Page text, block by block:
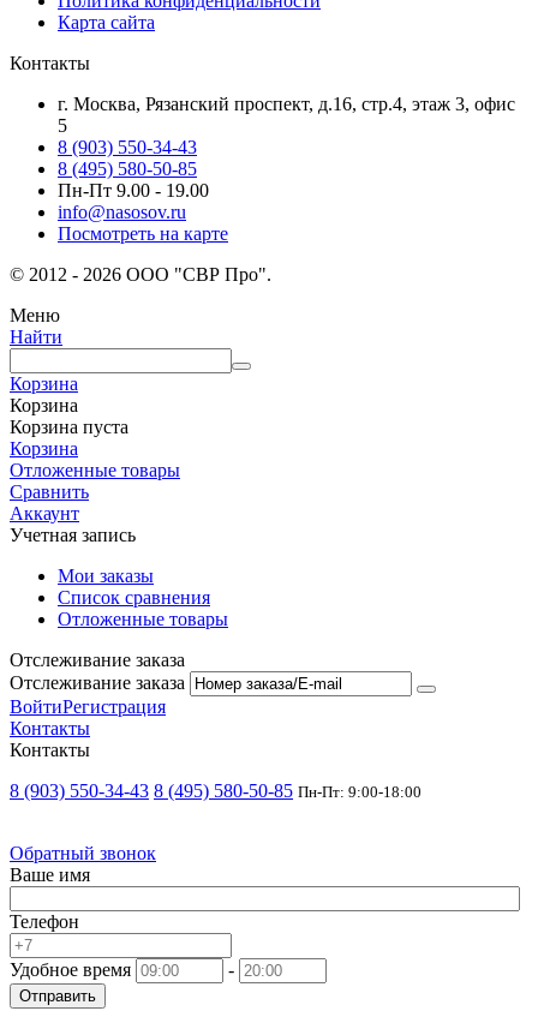
Карта сайта
Контакты
г. Москва, Рязанский проспект, д.16, стр.4, этаж 3, офис
5
8 (903) 550-34-43
8 (495) 580-50-85
Пн-Пт 9.00 - 19.00
info@nasosov.ru
Посмотреть на карте
© 2012 - 2026 ООО "СВР Про".
Меню
Найти
Корзина
Корзина
Корзина пуста
Корзина
Отложенные товары
Сравнить
Аккаунт
Учетная запись
Мои заказы
Список сравнения
Отложенные товары
Отслеживание заказа
Отслеживание заказа
ВойтиРегистрация
Контакты
Контакты
8 (903) 550-34-43 8 (495) 580-50-85 Пн-Пт: 9:00-18:00
Обратный звонок
Ваше имя
Телефон
Удобное время -
Отправить